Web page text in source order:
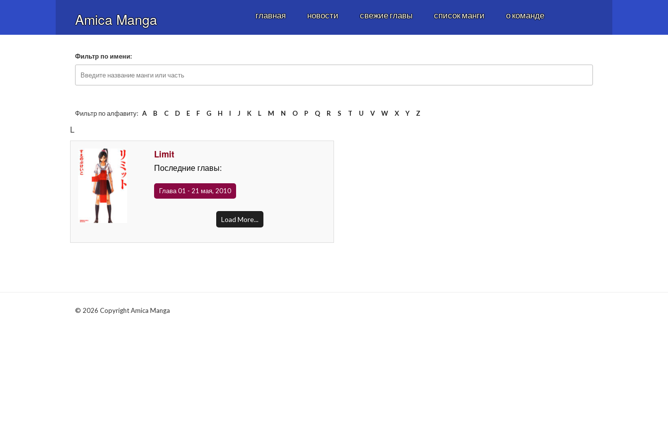
Amica Manga главная новости свежие главы список манги о команде
Фильтр по имени:
Фильтр по алфавиту: A B C D E F G H I J K L M N O P Q R S T U V W X Y Z
L
Limit
Последние главы:
Глава 01 - 21 мая, 2010
Load More...
© 2026 Copyright Amica Manga